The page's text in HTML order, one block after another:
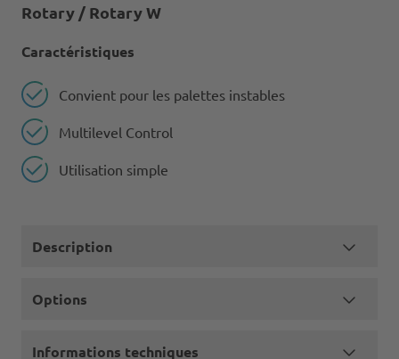
Rotary / Rotary W
Caractéristiques
Convient pour les palettes instables
Multilevel Control
Utilisation simple
Description
Options
Informations techniques